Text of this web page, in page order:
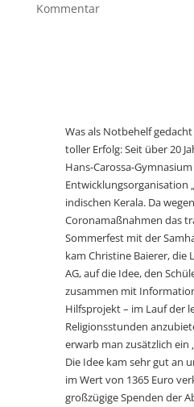
Kommentar
Was als Notbehelf
toller Erfolg: Seit über 20
Hans-Carossa-
Entwicklungsorganisation
indischen Kerala. Da
Coronamaßnahmen das
Sommerfest mit der
kam Christine Baierer, die
AG, auf die Idee, den
zusammen mit
Hilfsprojekt – im Lauf der
Religionsstunden
erwarb man zusätzlich ein
Die Idee kam sehr gut an
im Wert von 1365 Euro
großzügige Spenden der